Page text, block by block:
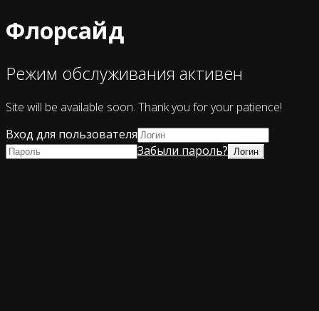
Флорсайд
Режим обслуживания активен
Site will be available soon. Thank you for your patience!
Вход для пользователя
Забыли пароль?